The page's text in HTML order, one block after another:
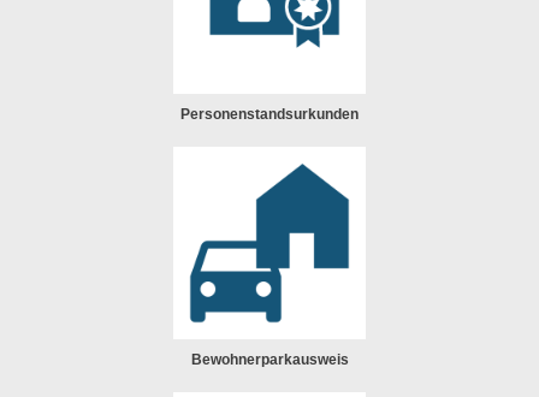
Personenstandsurkunden
Bewohnerparkausweis